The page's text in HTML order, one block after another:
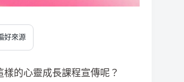
好來源
的心靈成長課程宣傳呢？